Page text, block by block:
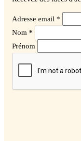
Adresse email *
Nom *
Prénom